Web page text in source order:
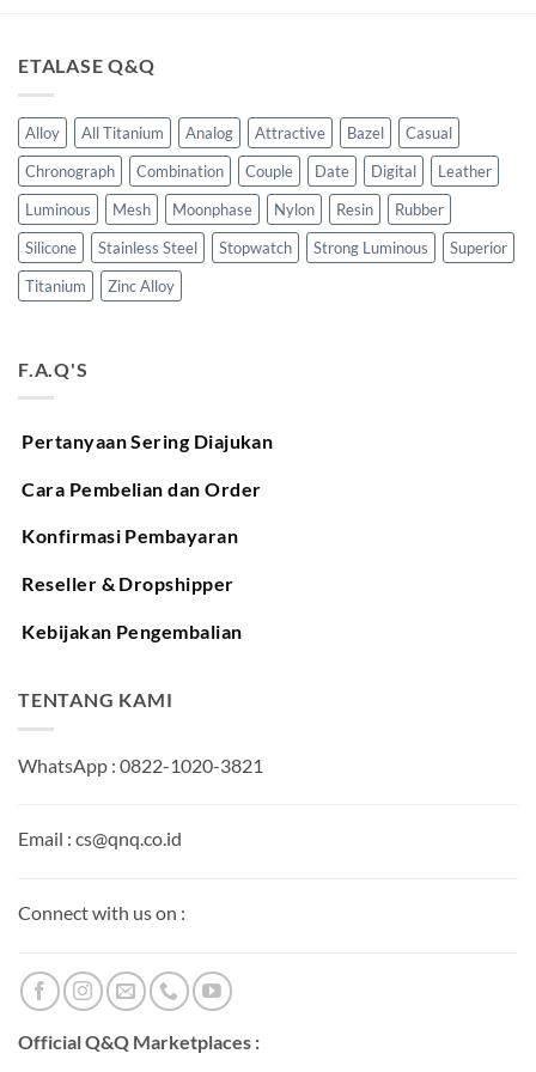
ETALASE Q&Q
Alloy All Titanium Analog Attractive Bazel
Casual
Chronograph
Combination Couple Date Digital
Leather
Luminous
Mesh Moonphase Nylon Resin
Rubber
Silicone
Stainless Steel Stopwatch Strong Luminous
Superior
Titanium
Zinc Alloy
F.A.Q'S
Pertanyaan Sering Diajukan
Cara Pembelian dan Order
Konfirmasi Pembayaran
Reseller & Dropshipper
Kebijakan Pengembalian
TENTANG KAMI
WhatsApp : 0822-1020-3821
Email : cs@qnq.co.id
Connect with us on :
Official Q&Q Marketplaces :